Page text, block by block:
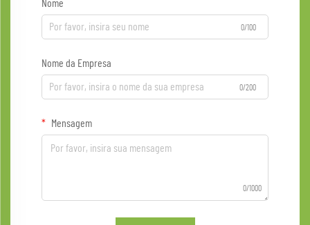
Nome
0/100
Nome da Empresa
0/200
Mensagem
0/1000